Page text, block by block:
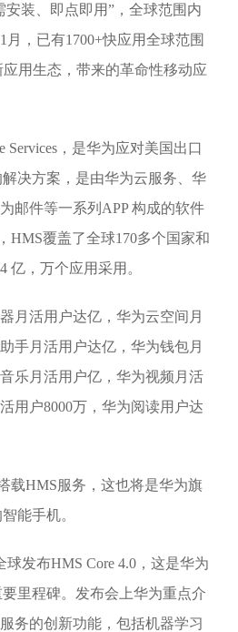
安装、即点即用”，全球范围内
月，已有1700+快应用全球范围
应用生态，带来的革命性移动应
Services，是华为应对美国出口
决方案，是由华为云服务、华
邮件等一系列APP 构成的软件
HMS覆盖了全球170多个国家和
亿，万个应用采用。
月活用户达亿，华为云空间月
手月活用户达亿，华为钱包月
乐月活用户亿，华为视频月活
用户8000万，华为阅读用户达
载HMS服务，这也将是华为旗
能手机。
球发布HMS Core 4.0，这是华为
里程碑。发布会上华为重点介
务的创新功能，包括机器学习